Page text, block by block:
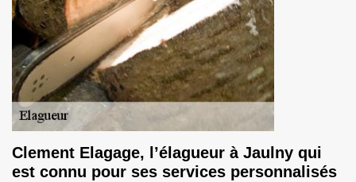
Clement Elagage, l’élagueur à Jaulny qui
est connu pour ses services personnalisés